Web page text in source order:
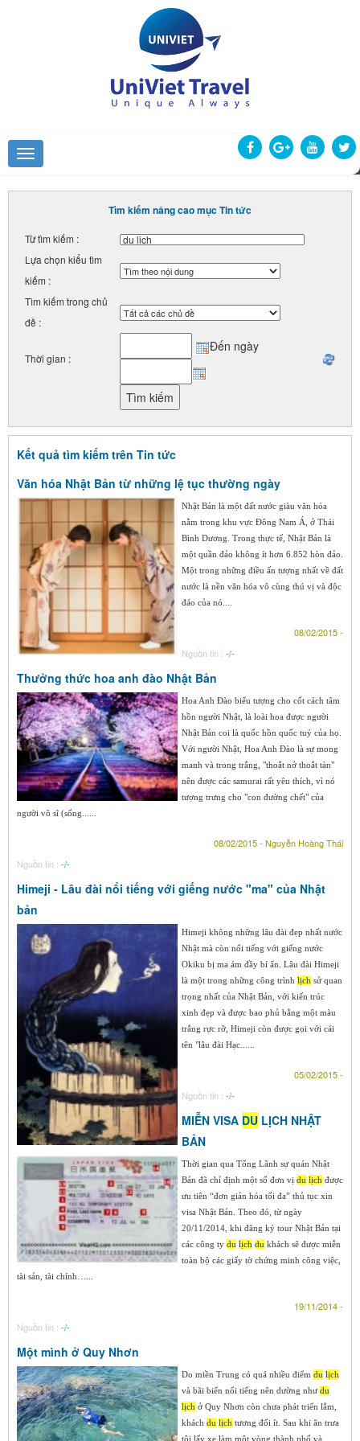
Tìm kiếm nâng cao mục Tin tức
Từ tìm kiếm :
Lựa chọn kiểu tìm
kiếm :
Tìm kiếm trong chủ
đề :
Thời gian :
Đến ngày
Kết quả tìm kiếm trên Tin tức
Văn hóa Nhật Bản từ những lệ tục thường ngày
Nhật Bản là một đất nước giàu văn hóa
nằm trong khu vực Đông Nam Á, ở Thái
Bình Dương. Trong thực tế, Nhật Bản là
một quần đảo không ít hơn 6.852 hòn đảo.
Một trong những điều ấn tượng nhất về đất
nước là nền văn hóa vô cùng thú vị và độc
đáo của nó....
08/02/2015 -
Nguồn tin : -/-
Thưởng thức hoa anh đào Nhật Bản
Hoa Anh Đào biểu tượng cho cốt cách tâm
hồn người Nhật, là loài hoa được người
Nhật Bản coi là quốc hồn quốc tuý của họ.
Với người Nhật, Hoa Anh Đào là sự mong
manh và trong trắng, "thoắt nở thoắt tàn"
nên được các samurai rất yêu thích, vì nó
tượng trưng cho "con đường chết" của
người võ sĩ (sống......
08/02/2015 - Nguyễn Hoàng Thái
Nguồn tin : -/-
Himeji - Lâu đài nổi tiếng với giếng nước "ma" của Nhật
bản
Himeji không những lâu đài đẹp nhất nước
Nhật mà còn nổi tiếng với giếng nước
Okiku bị ma ám đầy bí ẩn. Lâu đài Himeji
là một trong những công trình lịch sử quan
trọng nhất của Nhật Bản, với kiến trúc
xinh đẹp và được bao phủ bằng một màu
trắng rực rỡ, Himeji còn được gọi với cái
tên "lâu đài Hạc......
05/02/2015 -
Nguồn tin : -/-
MIỄN VISA DU LỊCH NHẬT
BẢN
Thời gian qua Tổng Lãnh sự quán Nhật
Bản đã chỉ định một số đơn vị du lịch được
ưu tiên “đơn giản hóa tối đa” thủ tục xin
visa Nhật Bản. Theo đó, từ ngày
20/11/2014, khi đăng ký tour Nhật Bản tại
các công ty du lịch du khách sẽ được miễn
toàn bộ các giấy tờ chứng minh công việc,
tài sản, tài chính…...
19/11/2014 -
Nguồn tin : -/-
Một mình ở Quy Nhơn
Do miền Trung có quá nhiều điểm du lịch
và bãi biển nổi tiếng nên dường nhưdu
lịch ở Quy Nhơn còn chưa phát triển lắm,
khách du lịch tương đối ít. Sau khi ăn trưa
tôi lấy xe làm một vòng thành phố và